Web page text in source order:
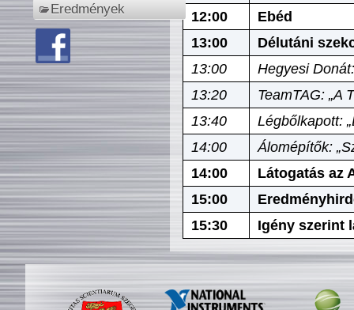
Eredmények
12:00
Ebéd
13:00
Délutáni
13:00
Hegyesi
13:20
TeamTAG: „A
13:40
Légbőlkapott:
14:00
Álomépítők:
14:00
Látogatás az
15:00
15:30
Igény szerint